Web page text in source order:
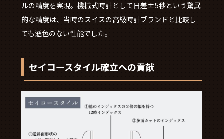
ルの精度を実現。機械式時計として日差±5秒という驚異
的な精度は、当時のスイスの高級時計ブランドと比較し
ても遜色のない性能でした。
セイコースタイル確立への貢献